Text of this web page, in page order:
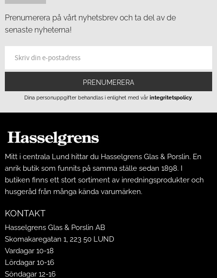
Prenumerera på vårt nyhetsbrev och ta del av de
senaste nyheterna!
PRENUMERERA
Dina personuppgifter behandlas i enlighet med vår integritetspolicy
Mitt i centrala Lund hittar du Hasselgrens Glas & Porslin. En
anrik butik som funnits på samma ställe sedan 1898. I
butiken finns ett stort sortiment av inredningsprodukter och
husgeråd från många kända varumärken.
KONTAKT
Hasselgrens Glas & Porslin AB
Skomakaregatan 1, 223 50 LUND
Vardagar 10-18
Lördagar 10-16
Söndagar 12-16